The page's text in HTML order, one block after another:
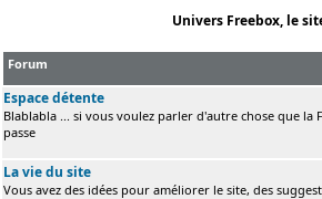
Univers Freebox, le
Forum
Espace détente
Blablabla ... si vous voulez parler d'autre chose que la
passe
La vie du site
Vous avez des idées pour améliorer le site, des